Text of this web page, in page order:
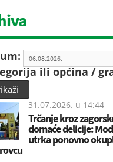
ili općina /
31.07.2026. u 14:44
Trčanje kroz
domaće delicije:
utrka ponovno